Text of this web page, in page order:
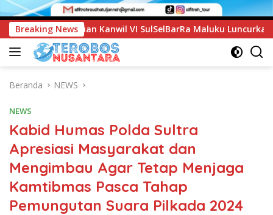
Breaking NewsMaluku Luncurkan Program PANDE EMAS untuk
Beranda NEWS
NEWS
Kabid Humas Polda Sultra
Apresiasi Masyarakat dan
Mengimbau Agar Tetap Menjaga
Kamtibmas Pasca Tahap
Pemungutan Suara Pilkada 2024